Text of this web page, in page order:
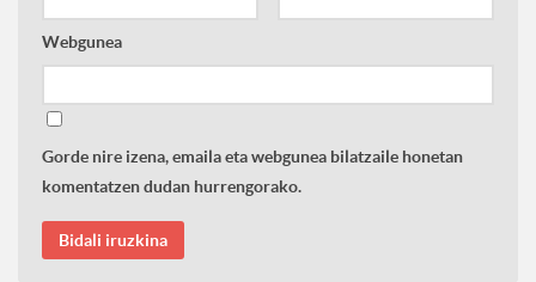
Webgunea
Gorde nire izena, emaila eta webgunea bilatzaile honetan
komentatzen dudan hurrengorako.